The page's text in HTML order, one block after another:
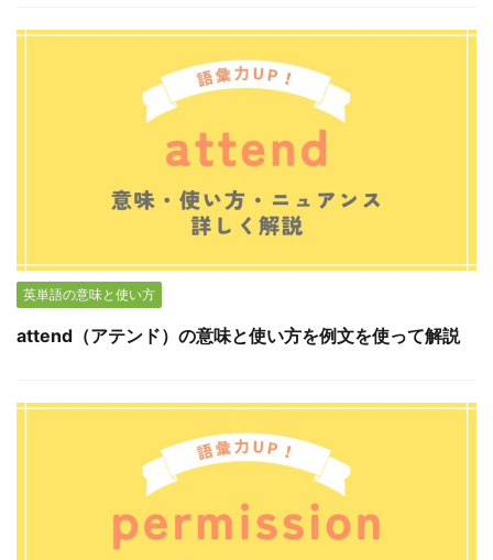
英単語の意味と使い方
attend（アテンド）の意味と使い方を例文を使って解説